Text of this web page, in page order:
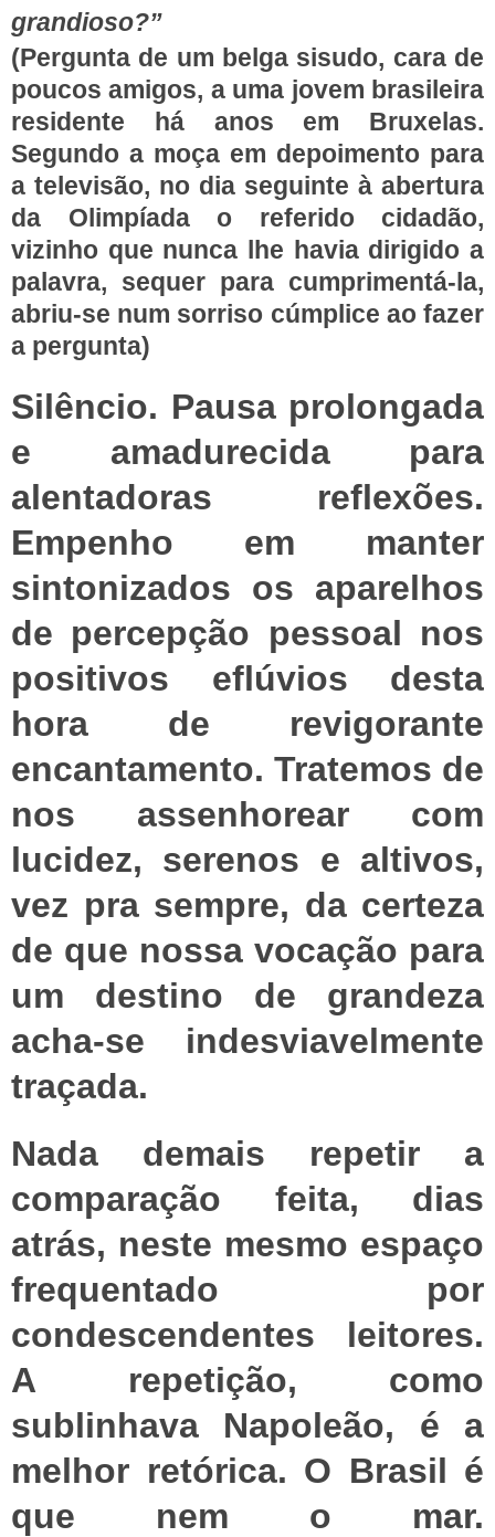
grandioso?”
(Pergunta de um belga sisudo, cara de
poucos amigos, a uma jovem brasileira
residente há anos em Bruxelas.
Segundo a moça em depoimento para
a televisão, no dia seguinte à abertura
da Olimpíada o referido cidadão,
vizinho que nunca lhe havia dirigido a
palavra, sequer para cumprimentá-la,
abriu-se num sorriso cúmplice ao fazer
a pergunta)
Silêncio. Pausa prolongada
e amadurecida para
alentadoras reflexões.
Empenho em manter
sintonizados os aparelhos
de percepção pessoal nos
positivos eflúvios desta
hora de revigorante
encantamento. Tratemos de
nos assenhorear com
lucidez, serenos e altivos,
vez pra sempre, da certeza
de que nossa vocação para
um destino de grandeza
acha-se indesviavelmente
traçada.
Nada demais repetir a
comparação feita, dias
atrás, neste mesmo espaço
frequentado por
condescendentes leitores.
A repetição, como
sublinhava Napoleão, é a
melhor retórica. O Brasil é
que nem o mar.